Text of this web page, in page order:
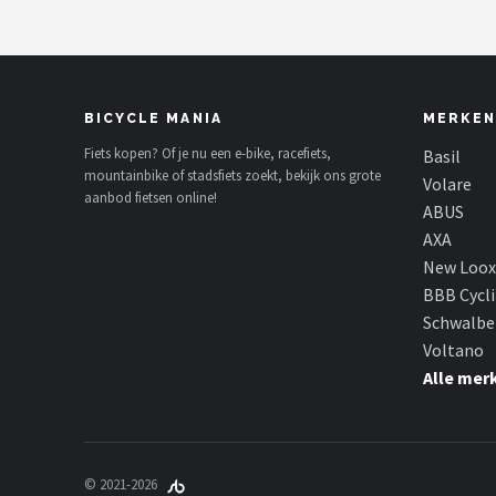
BICYCLE MANIA
Fiets kopen? Of je nu een e-bike, racefiets,
mountainbike of stadsfiets zoekt, bekijk ons grote
aanbod fietsen online!
MERKEN
Basil
Volare
ABUS
AXA
New
BBB
Schwalbe
Voltano
Alle
© 2021-2026